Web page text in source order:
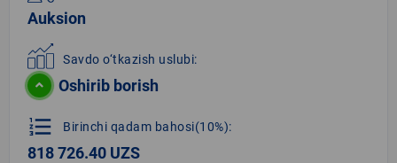
Auksion
Savdo o‘tkazish uslubi:
Oshirib borish
format_list_numbered Birinchi qadam bahosi(10%):
818 726.40 UZS